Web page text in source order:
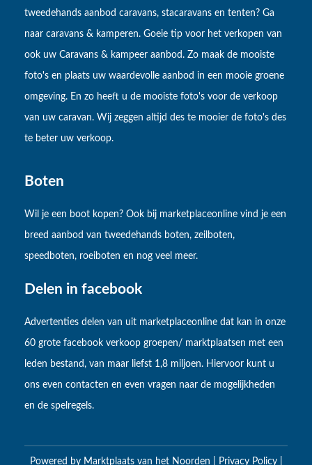
tweedehands aanbod caravans, stacaravans en tenten? Ga
naar caravans & kamperen. Goeie tip voor het verkopen van
ook uw Caravans & kampeer aanbod. Zo maak de mooiste
foto's en plaats uw waardevolle aanbod in een mooie groene
omgeving. En zo heeft u de mooiste foto's voor de verkoop
van uw caravan. Wij zeggen altijd des te mooier de foto's des
te beter uw verkoop.
Boten
Wil je een boot kopen? Ook bij marketplaceonline vind je een
breed aanbod van tweedehands boten, zeilboten,
speedboten, roeiboten en nog veel meer.
Delen in facebook
Advertenties delen van uit marketplaceonline dat kan in onze
60 grote facebook verkoop groepen/ marktplaatsen met een
leden bestand, van maar liefst 1,8 miljoen. Hiervoor kunt u
ons even contacten en even vragen naar de mogelijkheden
en de spelregels.
Powered by Marktplaats van het Noorden Privacy Policy